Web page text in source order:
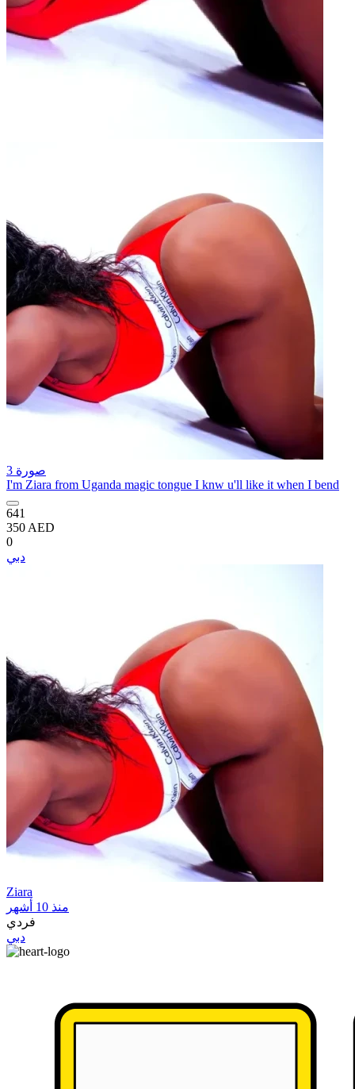
3 صورة
I'm Ziara from Uganda magic tongue I knw u'll like it when I bend
641
350 AED
0
دبي
Ziara
منذ 10 أشهر
فردي
دبي